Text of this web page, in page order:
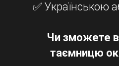
✅ Українською
Чи зможете
таємницю